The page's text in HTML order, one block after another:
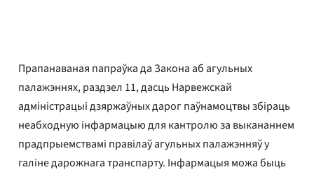
Прапанаваная папраўка да Закона аб агульных
палажэннях, раздзел 11, дасць Нарвежскай
адміністрацыі дзяржаўных дарог паўнамоцтвы збіраць
неабходную інфармацыю для кантролю за выкананнем
прадпрыемствамі правілаў агульных палажэнняў у
галіне дарожнага транспарту. Інфармацыя можа быць